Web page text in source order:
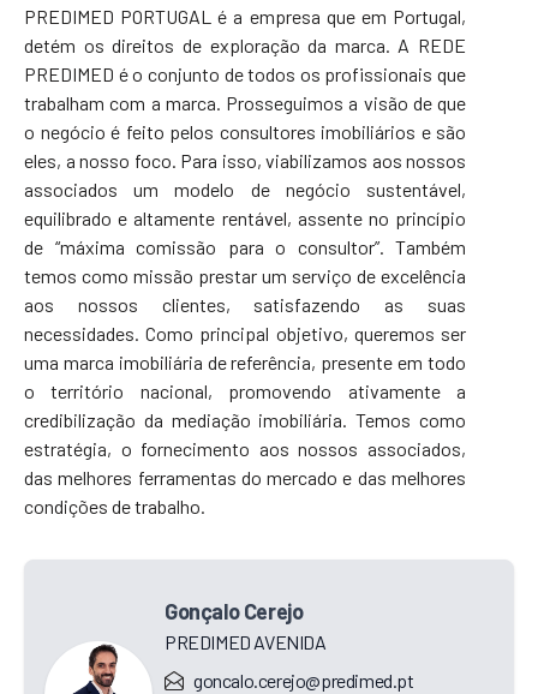
PREDIMED PORTUGAL é a empresa que em Portugal,
detém os direitos de exploração da marca. A REDE
PREDIMED é o conjunto de todos os profissionais que
trabalham com a marca. Prosseguimos a visão de que
o negócio é feito pelos consultores imobiliários e são
eles, a nosso foco. Para isso, viabilizamos aos nossos
associados um modelo de negócio sustentável,
equilibrado e altamente rentável, assente no princípio
de “máxima comissão para o consultor”. Também
temos como missão prestar um serviço de excelência
aos nossos clientes, satisfazendo as suas
necessidades. Como principal objetivo, queremos ser
uma marca imobiliária de referência, presente em todo
o território nacional, promovendo ativamente a
credibilização da mediação imobiliária. Temos como
estratégia, o fornecimento aos nossos associados,
das melhores ferramentas do mercado e das melhores
condições de trabalho.
Gonçalo Cerejo
PREDIMED AVENIDA
goncalo.cerejo@predimed.pt